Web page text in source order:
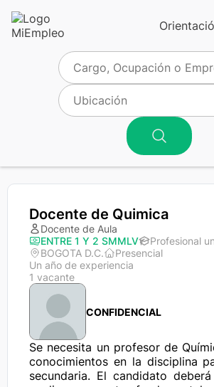
Docente de Quimica
Docente de Aula
ENTRE 1 Y 2 SMMLV
Profesional
BOGOTA D.C.
Presencial
Un año de experiencia
1 vacante
CONFIDENCIAL
Se necesita un profesor de
conocimientos en la disciplina
secundaria. El candidato